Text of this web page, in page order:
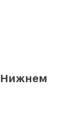
чистое
Нижнем